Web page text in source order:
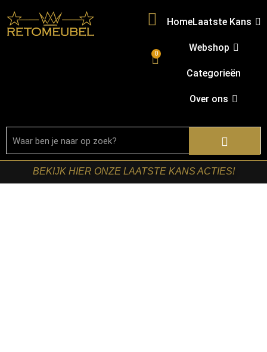
0
HomeLaatste Kans
Webshop
Categorieën
Over ons
BEKIJK HIER ONZE LAATSTE KANS ACTIES!